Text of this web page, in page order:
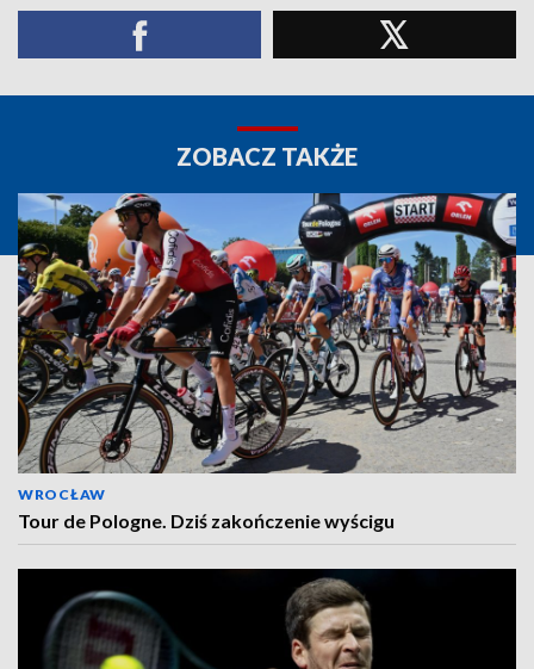
ZOBACZ TAKŻE
WROCŁAW
Tour de Pologne. Dziś zakończenie wyścigu